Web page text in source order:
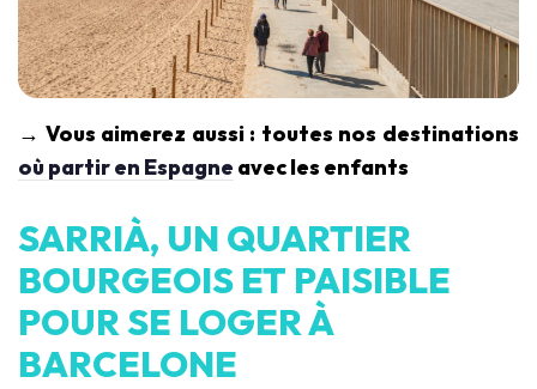
→ Vous aimerez aussi : toutes nos destinations
où partir en Espagne avec les enfants
SARRIÀ, UN QUARTIER
BOURGEOIS ET PAISIBLE
POUR SE LOGER À
BARCELONE